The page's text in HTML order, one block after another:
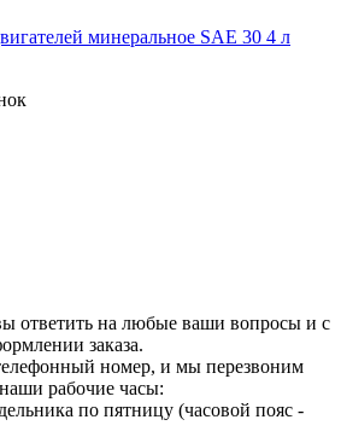
минеральное SAE 30 4 л
ответить на любые ваши вопросы и с
заказа.
номер, и мы перезвоним
рабочие часы:
по пятницу (часовой пояс -